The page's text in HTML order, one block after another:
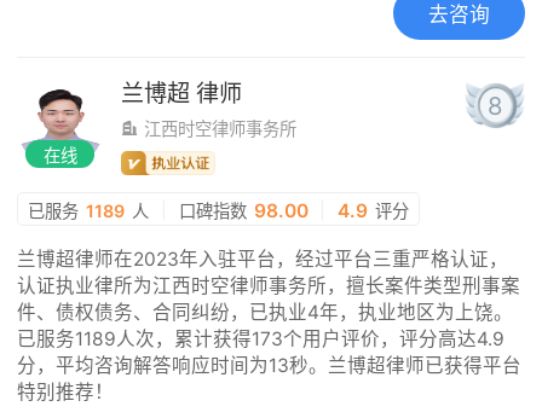
去咨询
在线
兰博超 律师
江西时空律师事务所
8
已服务 1189 人 口碑指数 98.00 4.9 评分
兰博超律师在2023年入驻平台，经过平台三重严格认证，
认证执业律所为江西时空律师事务所，擅长案件类型刑事案
件、债权债务、合同纠纷，已执业4年，执业地区为上饶。
已服务1189人次，累计获得173个用户评价，评分高达4.9
分，平均咨询解答响应时间为13秒。兰博超律师已获得平台
特别推荐！